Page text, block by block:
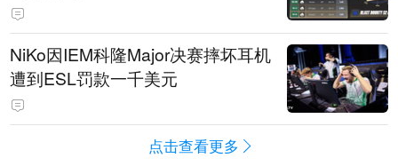
NiKo因IEM科隆Major决赛摔坏耳机
遭到ESL罚款一千美元
点击查看更多